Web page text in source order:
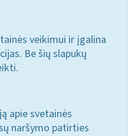
veikimui ir įgalina
Be šių slapukų
apie svetainės
naršymo patirties